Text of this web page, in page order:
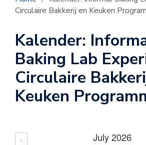
Circulaire Bakkerij en Keuken
Kalender:
Baking Lab
Circulaire
Keuken
‹ July 2026